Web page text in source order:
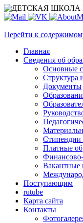
Перейти к
Главная
Сведения об
Основные
Структура
Документы
Стипендии
Платные
Финансово-
Вакантные
Поступающим
rutube
Карта сайта
Контакты